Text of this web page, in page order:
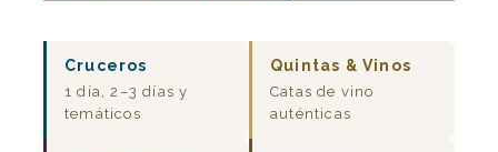
Cruceros
1 día, 2–3 días y
temáticos
Quintas & Vinos
Catas de vino
auténticas